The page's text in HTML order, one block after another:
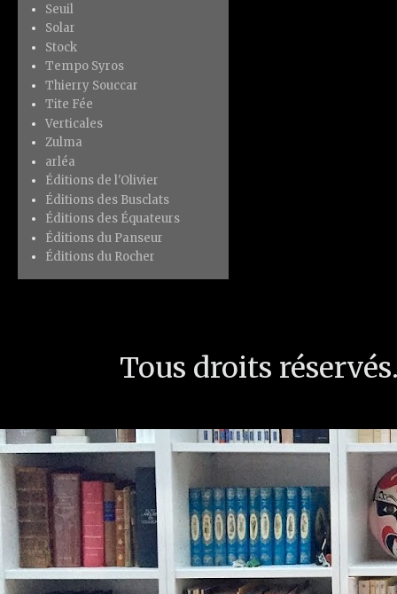
Seuil
Solar
Stock
Tempo Syros
Thierry Souccar
Tite Fée
Verticales
Zulma
arléa
Éditions de l'Olivier
Éditions des Busclats
Éditions des Équateurs
Éditions du Panseur
Éditions du Rocher
Tous droits